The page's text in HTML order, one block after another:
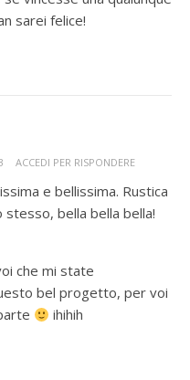
sarei felice!
ACCEDI PER RISPONDERE
e bellissima. Rustica
bella bella bella!
che mi state
bel progetto, per voi
ihihih